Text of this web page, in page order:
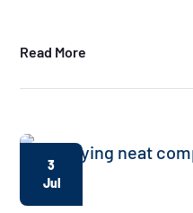
Read More
3
Jul